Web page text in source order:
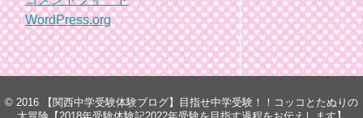
WordPress.org
© 2016
【関西中学受験体験ブログ】目指せ中学受験！！コッコとたぬりの